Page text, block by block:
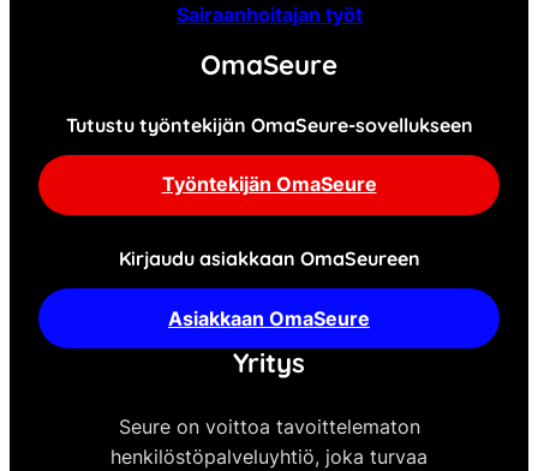
Sairaanhoitajan työt
OmaSeure
Tutustu työntekijän OmaSeure-sovellukseen
Työntekijän OmaSeure
Kirjaudu asiakkaan OmaSeureen
Asiakkaan OmaSeure
Yritys
Seure on voittoa tavoittelematon
henkilöstöpalveluyhtiö, joka turvaa